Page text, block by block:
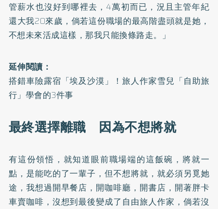
管薪水也沒好到哪裡去，4萬初而已，況且主管年紀
還大我20來歲，倘若這份職場的最高階盡頭就是她，
不想未來活成這樣，那我只能換條路走。」
延伸閱讀：
搭錯車險露宿「埃及沙漠」！旅人作家雪兒「自助旅
行」學會的3件事
最終選擇離職 因為不想將就
有這份領悟，就知道眼前職場端的這飯碗，將就一
點，是能吃的了一輩子，但不想將就，就必須另覓她
途，我想過開早餐店，開咖啡廳，開書店，開著胖卡
車賣咖啡，沒想到最後變成了自由旅人作家，倘若沒